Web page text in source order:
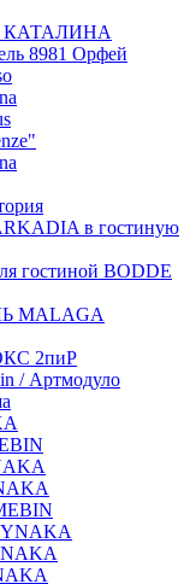
КАТАЛИНА
8981 Орфей
в гостиную
гостиной BODDE
MALAGA
2пиР
/ Артмодуло